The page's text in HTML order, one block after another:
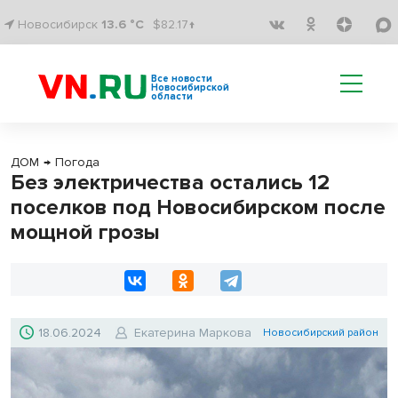
Новосибирск 13.6 °C $82.17↑
Все новости
Новосибирской
области
ДОМ → Погода
Без электричества остались 12
поселков под Новосибирском после
мощной грозы
18.06.2024 Екатерина Маркова Новосибирский район